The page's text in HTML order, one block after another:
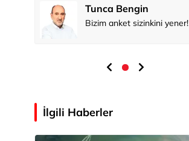
Tunca Bengin
Bizim anket sizinkini yener!
İlgili Haberler